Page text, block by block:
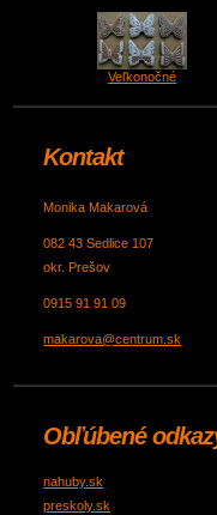
Veľkonočné
Kontakt
Monika Makarová
082 43 Sedlice 107
okr. Prešov
0915 91 91 09
makarova@centrum.sk
Obľúbené
nahuby.sk
preskoly.sk